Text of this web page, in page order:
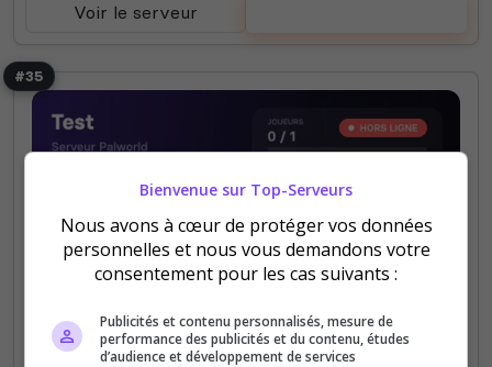
Voir le serveur
#35
PVP Roleplay
Semi-RP
Test
Bienvenue sur Top-Serveurs
Nous avons à cœur de protéger vos données
personnelles et nous vous demandons votre
consentement pour les cas suivants :
Publicités et contenu personnalisés, mesure de
performance des publicités et du contenu, études
d’audience et développement de services